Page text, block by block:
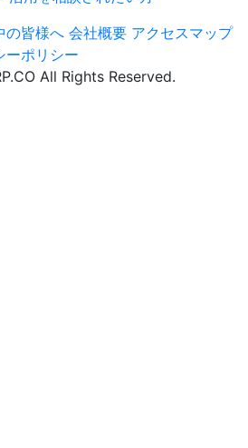
の皆様へ 会社概要 アクセスマップ
ーポリシー
All Rights Reserved.